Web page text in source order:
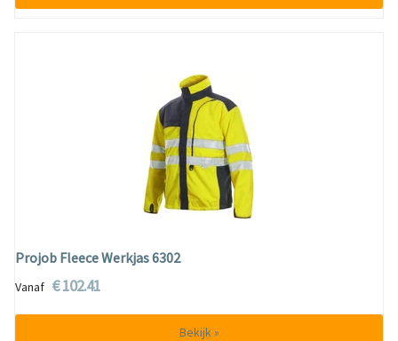
Projob Fleece Werkjas 6302
Vanaf € 102.41
Bekijk »